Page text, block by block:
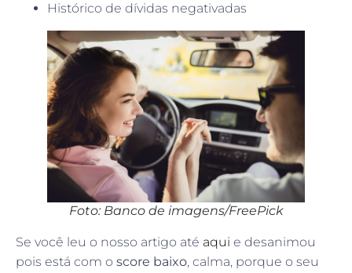
Histórico de dívidas negativadas
Foto: Banco de imagens/FreePick
Se você leu o nosso artigo até aqui e desanimou
pois está com o score baixo, calma, porque o seu